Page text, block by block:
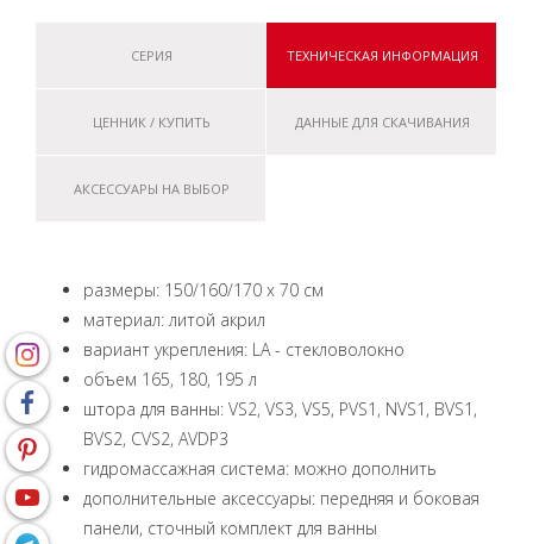
СЕРИЯ ТЕХНИЧЕСКАЯ ИНФОРМАЦИЯ
ЦЕННИК / КУПИТЬ ДАННЫЕ ДЛЯ СКАЧИВАНИЯ
АКСЕССУАРЫ НА ВЫБОР
размеры: 150/160/170 x 70 см
материал: литой акрил
вариант укрепления: LA - стекловолокно
объем 165, 180, 195 л
штора для ванны: VS2, VS3, VS5, PVS1, NVS1, BVS1,
BVS2, CVS2, AVDP3
гидромассажная система: можно дополнить
дополнительные аксессуары: передняя и боковая
панели, сточный комплект для ванны